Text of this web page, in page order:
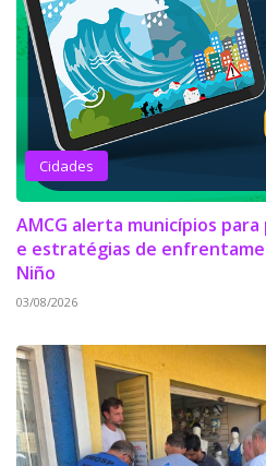
Cidades
AMCG alerta municípios
e estratégias de
Niño
03/08/2026